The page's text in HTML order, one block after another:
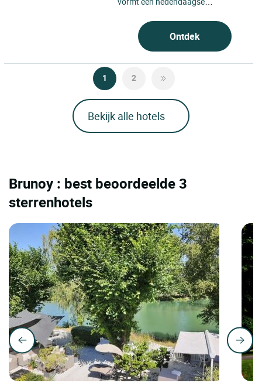
arrondissement van Parijs, op...
Ontdek
1 2
Bekijk alle hotels
Brunoy : best beoordeelde 3
sterrenhotels